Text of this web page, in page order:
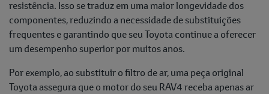
resistência. Isso se traduz em uma maior longevidade dos
componentes, reduzindo a necessidade de substituições
frequentes e garantindo que seu Toyota continue a oferecer
um desempenho superior por muitos anos.
Por exemplo, ao substituir o filtro de ar, uma peça original
Toyota assegura que o motor do seu RAV4 receba apenas ar